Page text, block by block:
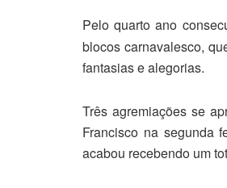
Pelo quarto ano
blocos carnavalesco,
fantasias e alegorias.
Três agremiações se
Francisco na segunda
acabou recebendo um